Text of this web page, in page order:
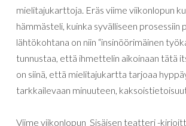
mielitajukarttoja. Eräs viime viikonlopun
hämmästeli, kuinka syvälliseen prosessiin
lähtökohtana on niin “insinöörimäinen
tunnustaa, että ihmettelin aikoinaan tätä
on siinä, että mielitajukartta tarjoaa
tarkkailevaan minuuteen,
Viime viikonlopun Sisäisen teatteri -